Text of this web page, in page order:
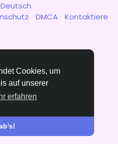
Cookies, um
auf unserer
erfahren
Deutsch
DMCA
Kontaktiere